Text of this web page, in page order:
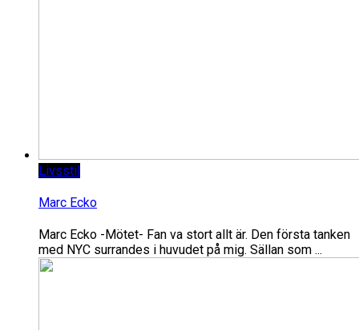
Livsstil
Marc Ecko
Marc Ecko -Mötet- Fan va stort allt är. Den första tanken
med NYC surrandes i huvudet på mig. Sällan som ...